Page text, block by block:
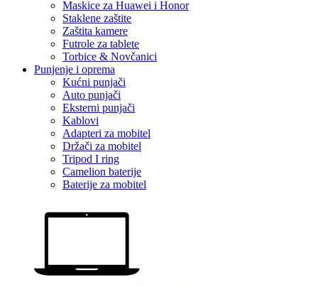
Maskice za Huawei i Honor
Staklene zaštite
Zaštita kamere
Futrole za tablete
Torbice & Novčanici
Punjenje i oprema
Kućni punjači
Auto punjači
Eksterni punjači
Kablovi
Adapteri za mobitel
Držači za mobitel
Tripod I ring
Camelion baterije
Baterije za mobitel